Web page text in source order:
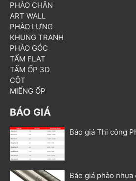
PHÀO CHÂN
ART WALL
PHÀO LƯNG
KHUNG TRANH
PHÀO GÓC
TẤM FLAT
TẤM ỐP 3D
CỘT
MIẾNG ỐP
BÁO GIÁ
Báo giá Thi công
Báo giá phào